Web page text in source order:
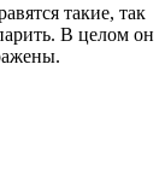
такие, так
В целом он